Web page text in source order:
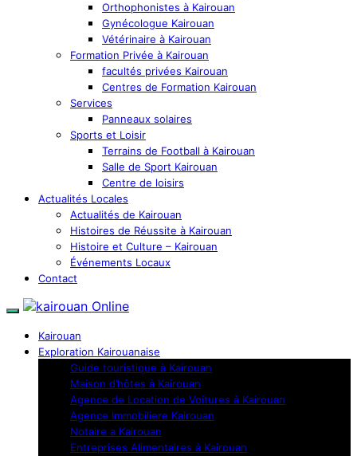
Orthophonistes à Kairouan
Gynécologue Kairouan
Vétérinaire à Kairouan
Formation Privée à Kairouan
facultés privées Kairouan
Centres de Formation Kairouan
Services
Panneaux solaires
Sports et Loisir
Terrains de Football à Kairouan
Salle de Sport Kairouan
Centre de loisirs
Actualités Locales
Actualités de Kairouan
Histoires de Réussite à Kairouan
Histoire et Culture – Kairouan
Événements Locaux
Contact
Kairouan
Exploration Kairouanaise
Guide touristique à Kairouan
Maison d’hôtes à Kairouan
Agence de Location de Voitures à Kairouan
Agence Immobiliere Kairouan
Notaire a Kairouan
Entreprises Alimentaires à Kairouan